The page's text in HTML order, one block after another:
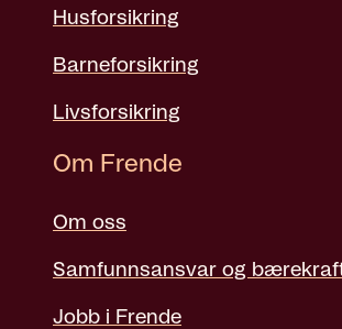
Husforsikring
Barneforsikring
Livsforsikring
Om Frende
Om oss
Samfunnsansvar og
Jobb i Frende